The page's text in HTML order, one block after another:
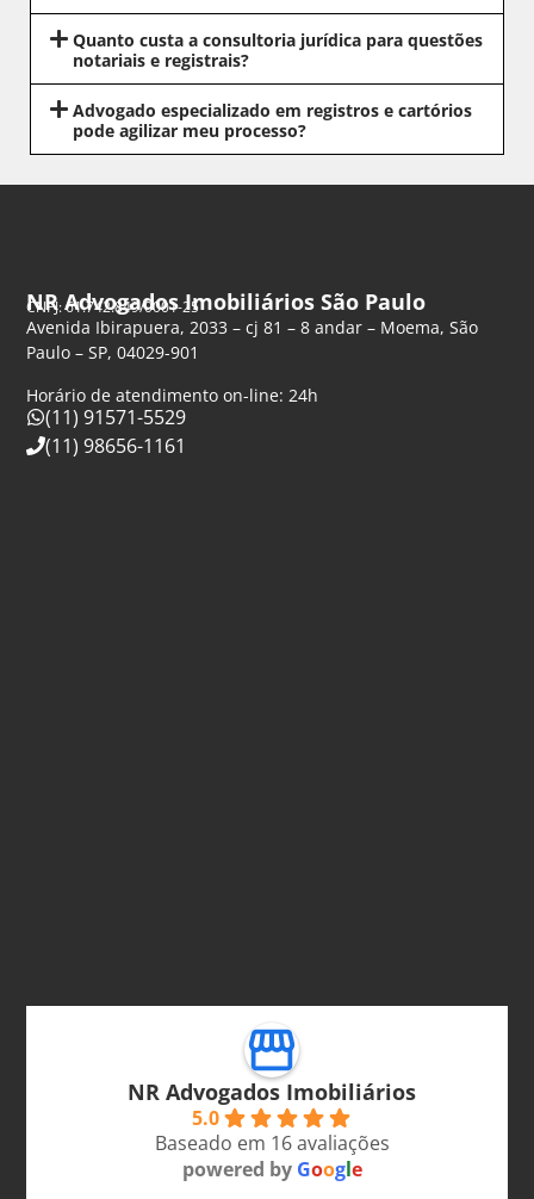
Quanto custa a consultoria jurídica para questões
notariais e registrais?
Advogado especializado em registros e cartórios
pode agilizar meu processo?
NR Advogados Imobiliários São Paulo
CNPJ: 61.742.849/0001-25
Avenida Ibirapuera, 2033 – cj 81 – 8 andar – Moema, São
Paulo – SP, 04029-901
Horário de atendimento on-line: 24h
(11) 91571-5529
(11) 98656-1161
NR Advogados Imobiliários
5.0
Baseado em 16 avaliações
powered by Google